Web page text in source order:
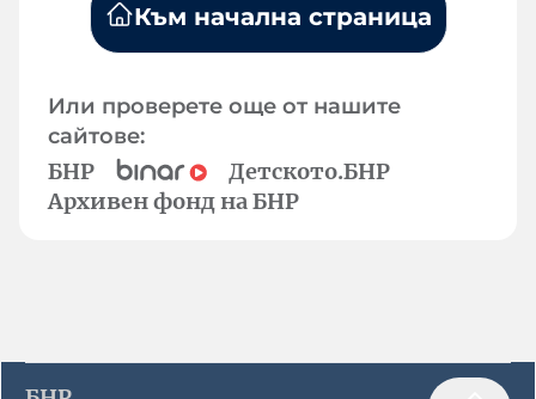
Към начална страница
Или проверете още от нашите
сайтове:
БНР
Детското.БНР
Архивен фонд на БНР